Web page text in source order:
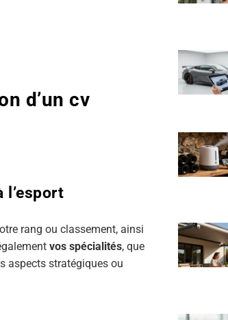
d’un cv
l’esport
rang ou classement, ainsi
vos spécialités, que
aspects stratégiques ou